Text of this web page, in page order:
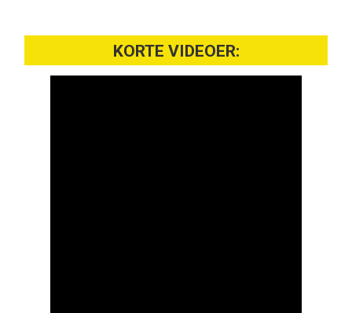
KORTE VIDEOER: